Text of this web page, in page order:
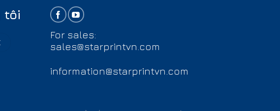
tôi
For sales:
sales@starprintvn.com
information@starprintvn.com